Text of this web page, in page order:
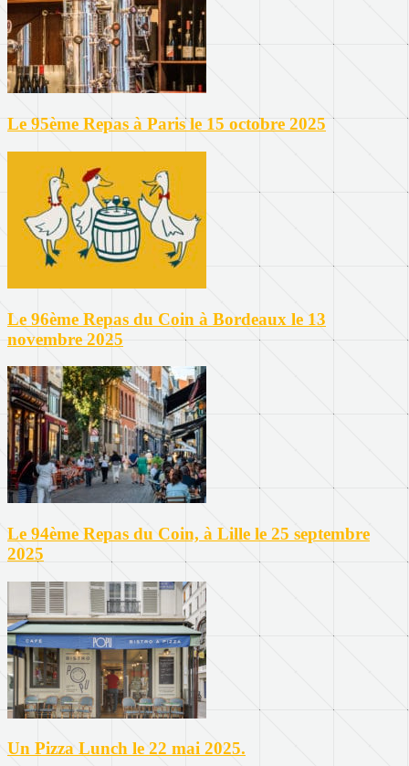
Le 95ème Repas à Paris le 15 octobre 2025
Le 96ème Repas du Coin à Bordeaux le 13
novembre 2025
Le 94ème Repas du Coin, à Lille le 25 septembre
2025
Un Pizza Lunch le 22 mai 2025.